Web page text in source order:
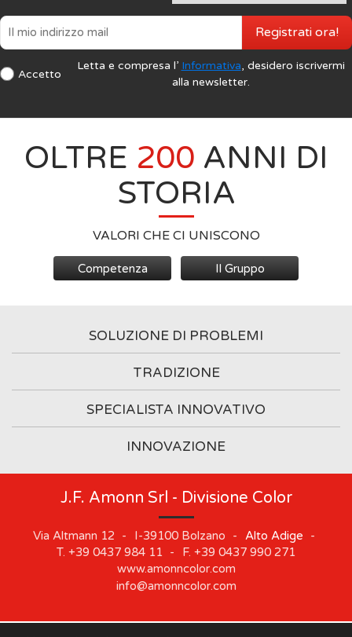
Accetto
Letta e compresa l’ Informativa, desidero iscrivermi
alla newsletter.
Registrati ora!
OLTRE 200 ANNI DI
STORIA
VALORI CHE CI UNISCONO
Competenza Il Gruppo
SOLUZIONE DI PROBLEMI
TRADIZIONE
SPECIALISTA INNOVATIVO
INNOVAZIONE
J.F. Amonn Srl - Divisione Color
Via Altmann 12 - I-39100 Bolzano - Alto Adige
-
T. +39 0437 984 11 - F. +39 0437 990 271
www.amonncolor.com
info@amonncolor.com